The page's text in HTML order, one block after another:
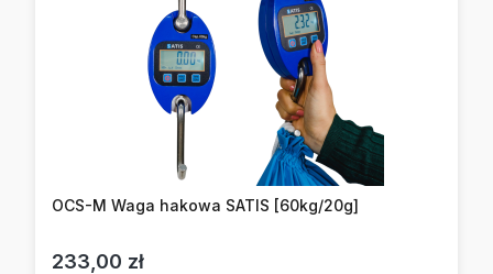
OCS-M Waga hakowa SATIS [60kg/20g]
Cena
233,00 zł